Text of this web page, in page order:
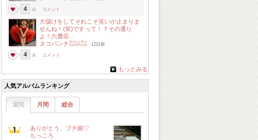
4 コメント
大儲けをしてそれこそ笑いが止まりま
せんね！(笑)ですって！？その通り
よ！六麓荘...
ヌコパンチ㍇㍖㍊
12日前
4 コメント
もっとみる
人気アルバムランキング
週間 月間 総合
ありがとう、ブチ娘♡
ちっころ